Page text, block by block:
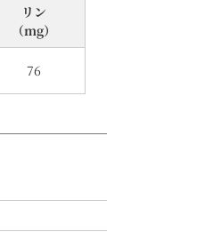
リン
（mg）
76